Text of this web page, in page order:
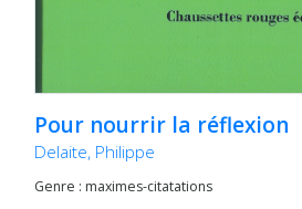
Pour nourrir la réflexion
Delaite, Philippe
Genre : maximes-citatations